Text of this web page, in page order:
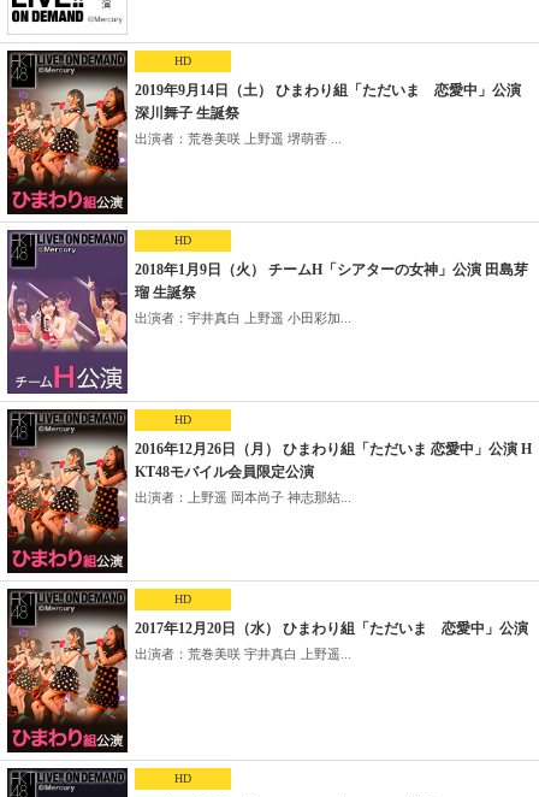
HD
2019年9月14日（土） ひまわり組「ただいま 恋愛中」公演
深川舞子 生誕祭
出演者：荒巻美咲 上野遥 堺萌香 ...
HD
2018年1月9日（火） チームH「シアターの女神」公演 田島芽
瑠 生誕祭
出演者：宇井真白 上野遥 小田彩加...
HD
2016年12月26日（月） ひまわり組「ただいま 恋愛中」公演 H
KT48モバイル会員限定公演
出演者：上野遥 岡本尚子 神志那結...
HD
2017年12月20日（水） ひまわり組「ただいま 恋愛中」公演
出演者：荒巻美咲 宇井真白 上野遥...
HD